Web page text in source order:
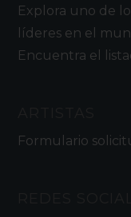
Explora uno de
líderes en el
Encuentra el
Formulario